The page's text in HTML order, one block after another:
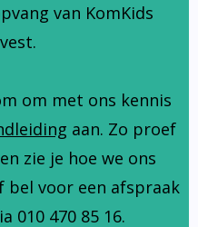
van KomKids
om met ons kennis
aan. Zo proef
zie je hoe we ons
bel voor een afspraak
010 470 85 16.